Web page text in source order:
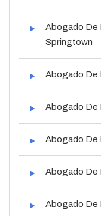
Abogado De
Springtown
Abogado De
Abogado De
Abogado De
Abogado De
Abogado De